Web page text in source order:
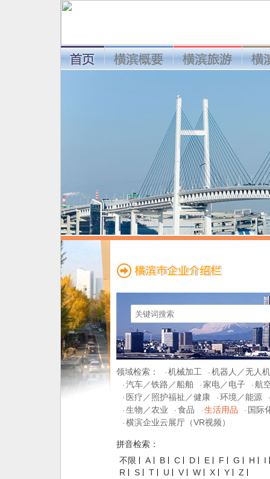
领域检索： · 机械加工 · 机器人／无人机
· 汽车／铁路／船舶 · 家电／电子 · 航
· 医疗／照护福祉／健康 · 环境／能源
·
· 生物／农业 · 食品 · 生活用品 · 国际
· 横滨企业云展厅（VR视频）
拼音检索：
不限
A B C D E F G H
I
R
S T U V W X Y Z